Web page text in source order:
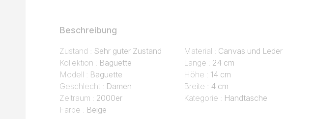
Beschreibung
Zustand : Sehr guter Zustand
Kollektion : Baguette
Modell : Baguette
Geschlecht : Damen
Zeitraum : 2000er
Farbe : Beige
Material : Canvas und Leder
Länge : 24 cm
Höhe : 14 cm
Breite : 4 cm
Kategorie : Handtasche